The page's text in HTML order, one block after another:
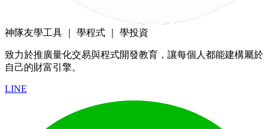
神隊友學工具 ｜ 學程式 ｜ 學投資
致力於推廣量化交易與程式開發教育，讓每個人都能建構屬於
自己的財富引擎。
LINE